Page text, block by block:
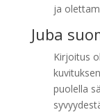
ja
Juba
Kirjoitus
puolella